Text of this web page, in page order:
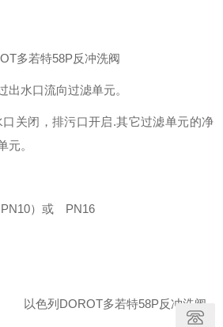
多若特58P反冲洗阀
出水口流向过滤单元。
关闭，排污口开启.其它过滤单元的净
元。
PN10）或 PN16
以色列DOROT多若特58P反冲洗阀